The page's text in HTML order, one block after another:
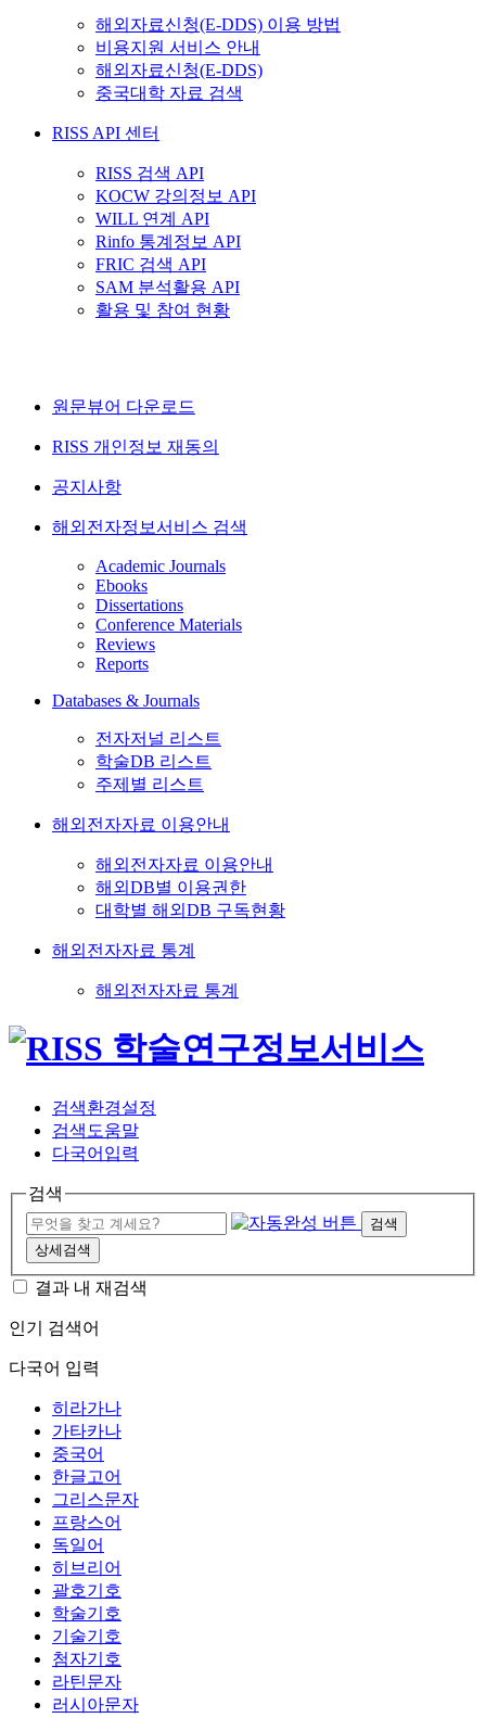
해외자료신청(E-DDS) 이용 방법
비용지원 서비스 안내
해외자료신청(E-DDS)
중국대학 자료 검색
RISS API 센터
RISS 검색 API
KOCW 강의정보 API
WILL 연계 API
Rinfo 통계정보 API
FRIC 검색 API
SAM 분석활용 API
활용 및 참여 현황
원문뷰어 다운로드
RISS 개인정보 재동의
공지사항
해외전자정보서비스 검색
Academic Journals
Ebooks
Dissertations
Conference Materials
Reviews
Reports
Databases & Journals
전자저널 리스트
학술DB 리스트
주제별 리스트
해외전자자료 이용안내
해외전자자료 이용안내
해외DB별 이용권한
대학별 해외DB 구독현황
해외전자자료 통계
해외전자자료 통계
검색환경설정
검색도움말
다국어입력
검색
검색
상세검색
결과 내 재검색
인기 검색어
다국어 입력
히라가나
가타카나
중국어
한글고어
그리스문자
프랑스어
독일어
히브리어
괄호기호
학술기호
기술기호
첨자기호
라틴문자
러시아문자